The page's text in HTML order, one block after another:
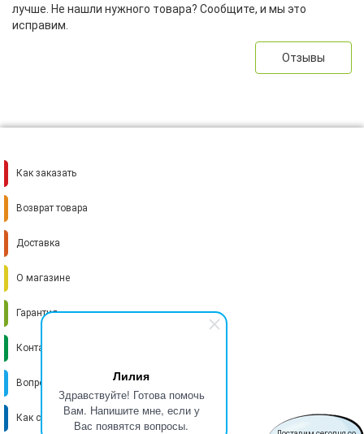
Лилия
Здравствуйте! Готова помочь
Вам. Напишите мне, если у
Вас появятся вопросы.
лучше. Не нашли нужного товара? Сообщите, и мы это
исправим.
Отзывы
Как заказать
Возврат товара
Доставка
О магазине
Гарантия
Контакты
Вопрос-ответ
Как стать поставщиком